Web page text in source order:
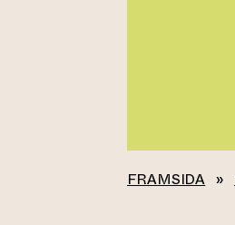
FRAMSIDA »